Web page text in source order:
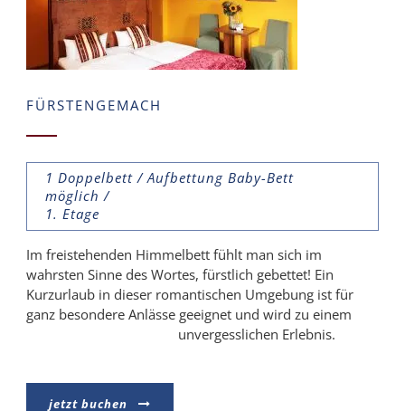
FÜRSTENGEMACH
1 Doppelbett / Aufbettung Baby-Bett
möglich /
1. Etage
Im freistehenden Himmelbett fühlt man sich im
wahrsten Sinne des Wortes, fürstlich gebettet! Ein
Kurzurlaub in dieser romantischen Umgebung ist für
ganz besondere Anlässe geeignet und wird zu einem
unvergesslichen Erlebnis.
jetzt buchen